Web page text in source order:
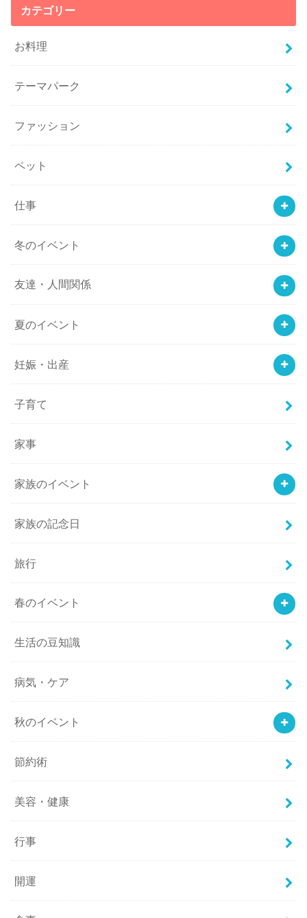
カテゴリー
お料理
テーマパーク
ファッション
ペット
仕事
冬のイベント
友達・人間関係
夏のイベント
妊娠・出産
子育て
家事
家族のイベント
家族の記念日
旅行
春のイベント
生活の豆知識
病気・ケア
秋のイベント
節約術
美容・健康
行事
開運